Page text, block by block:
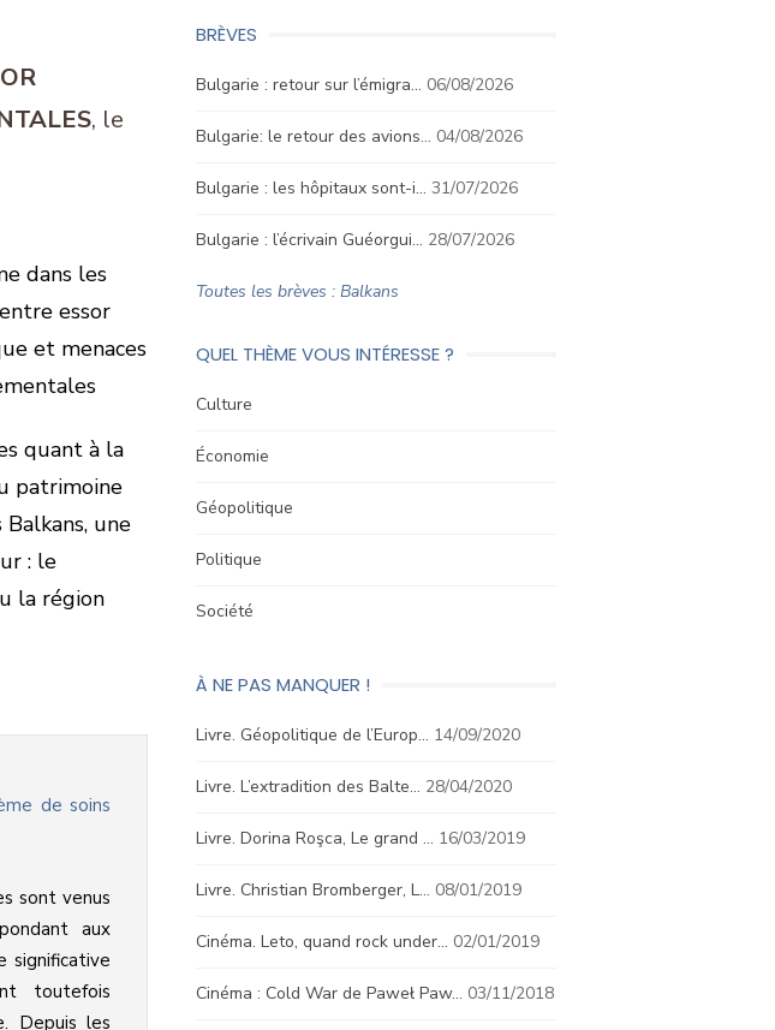
quant à la
patrimoine
une
: le
la région
de soins
sont venus
aux
significative
toutefois
Depuis les
BRÈVES
Bulgarie : retour sur l’émigra… 06/08/2026
Bulgarie: le retour des avions… 04/08/2026
Bulgarie : les hôpitaux sont-i… 31/07/2026
Bulgarie : l’écrivain Guéorgui… 28/07/2026
Toutes les brèves : Balkans
QUEL THÈME VOUS INTÉRESSE ?
Culture
Économie
Géopolitique
Politique
Société
À NE PAS MANQUER !
Livre. Géopolitique de l’Europ… 14/09/2020
Livre. L’extradition des Balte… 28/04/2020
Livre. Dorina Roşca, Le grand … 16/03/2019
Livre. Christian Bromberger, L… 08/01/2019
Cinéma. Leto, quand rock under… 02/01/2019
Cinéma : Cold War de Paweł Paw… 03/11/2018